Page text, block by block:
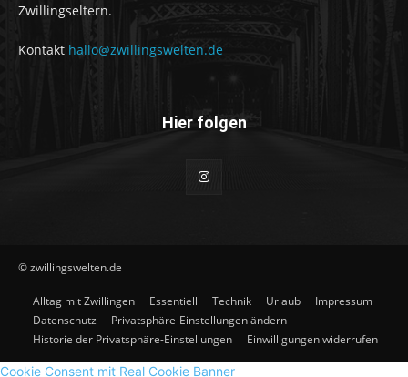
Zwillingseltern.
Kontakt hallo@zwillingswelten.de
Hier folgen
© zwillingswelten.de
Alltag mit Zwillingen Essentiell Technik Urlaub
Impressum
Datenschutz
Privatsphäre-Einstellungen ändern
Historie der Privatsphäre-Einstellungen
Einwilligungen widerrufen
Cookie Consent mit Real Cookie Banner